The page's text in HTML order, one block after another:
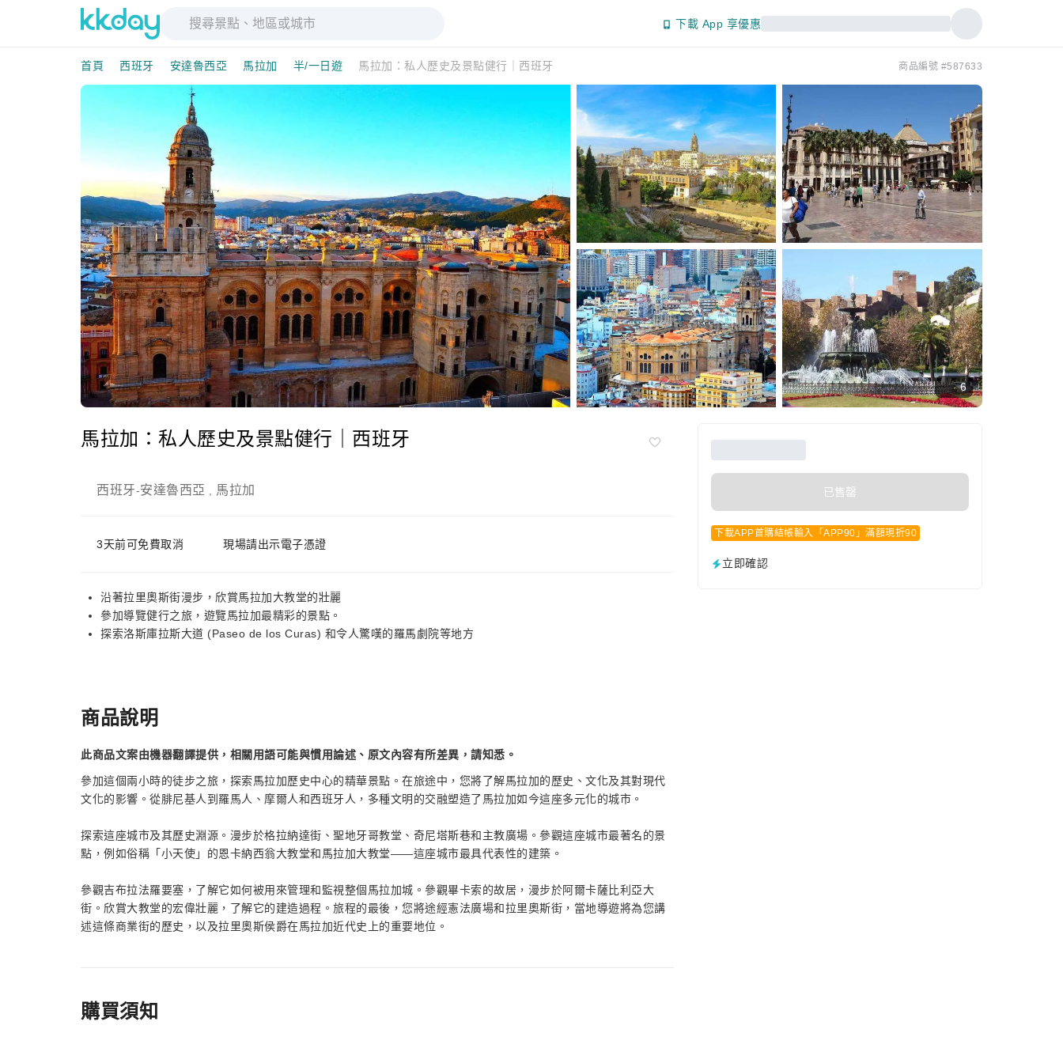
下載 App 享優惠
首頁 西班牙 安達魯西亞 馬拉加 半/一日遊 馬拉加：私人歷史及景點健行｜西班牙 商品編號 #587633
6
馬拉加：私人歷史及景點健行｜西班牙
西班牙-安達魯西亞 馬拉加
3天前可免費取消 現場請出示電子憑證
沿著拉里奧斯街漫步，欣賞馬拉加大教堂的壯麗
參加導覽健行之旅，遊覽馬拉加最精彩的景點。
探索洛斯庫拉斯大道 (Paseo de los Curas) 和令人驚嘆的羅馬劇院等地方
已售罄
下載APP首購結帳輸入「APP90」滿額現折90
立即確認
商品說明
此商品文案由機器翻譯提供，相關用語可能與慣用論述、原文內容有所差異，請知悉。
參加這個兩小時的徒步之旅，探索馬拉加歷史中心的精華景點。在旅途中，您將了解馬拉加的歷史、文化及其對現代
文化的影響。從腓尼基人到羅馬人、摩爾人和西班牙人，多種文明的交融塑造了馬拉加如今這座多元化的城市。
探索這座城市及其歷史淵源。漫步於格拉納達街、聖地牙哥教堂、奇尼塔斯巷和主教廣場。參觀這座城市最著名的景
點，例如俗稱「小天使」的恩卡納西翁大教堂和馬拉加大教堂——這座城市最具代表性的建築。
參觀吉布拉法羅要塞，了解它如何被用來管理和監視整個馬拉加城。參觀畢卡索的故居，漫步於阿爾卡薩比利亞大
街。欣賞大教堂的宏偉壯麗，了解它的建造過程。旅程的最後，您將途經憲法廣場和拉里奧斯街，當地導遊將為您講
述這條商業街的歷史，以及拉里奧斯侯爵在馬拉加近代史上的重要地位。
購買須知